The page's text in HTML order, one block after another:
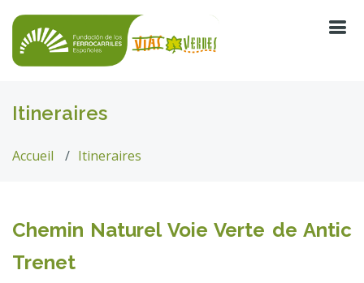
Itineraires
Accueil Itineraires
Chemin Naturel Voie Verte de Antic
Trenet